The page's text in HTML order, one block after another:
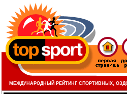
МЕЖДУНАРОДНЫЙ РЕЙТИНГ СПОРТИВНЫХ,